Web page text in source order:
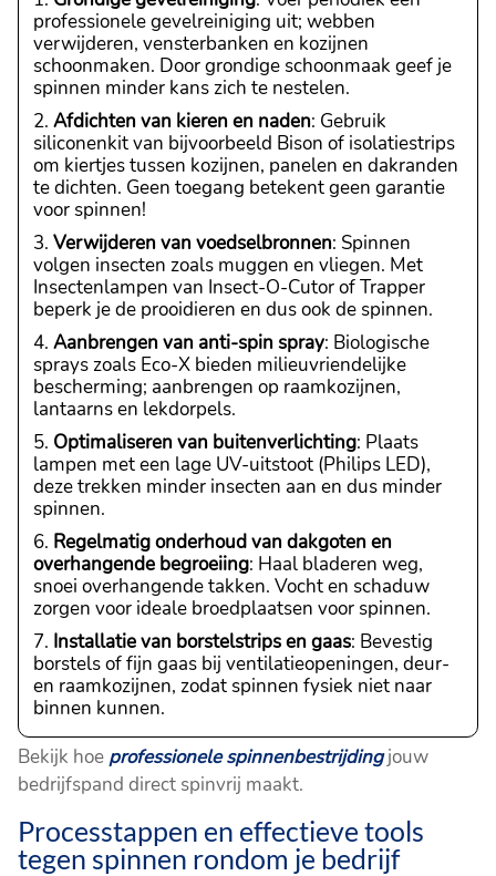
professionele gevelreiniging uit; webben
verwijderen, vensterbanken en kozijnen
schoonmaken. Door grondige schoonmaak geef je
spinnen minder kans zich te nestelen.
Afdichten van kieren en naden: Gebruik
siliconenkit van bijvoorbeeld Bison of isolatiestrips
om kiertjes tussen kozijnen, panelen en dakranden
te dichten. Geen toegang betekent geen garantie
voor spinnen!
Verwijderen van voedselbronnen: Spinnen
volgen insecten zoals muggen en vliegen. Met
Insectenlampen van Insect-O-Cutor of Trapper
beperk je de prooidieren en dus ook de spinnen.
Aanbrengen van anti-spin spray: Biologische
sprays zoals Eco-X bieden milieuvriendelijke
bescherming; aanbrengen op raamkozijnen,
lantaarns en lekdorpels.
Optimaliseren van buitenverlichting: Plaats
lampen met een lage UV-uitstoot (Philips LED),
deze trekken minder insecten aan en dus minder
spinnen.
Regelmatig onderhoud van dakgoten en
overhangende begroeiing: Haal bladeren weg,
snoei overhangende takken. Vocht en schaduw
zorgen voor ideale broedplaatsen voor spinnen.
Installatie van borstelstrips en gaas: Bevestig
borstels of fijn gaas bij ventilatieopeningen, deur-
en raamkozijnen, zodat spinnen fysiek niet naar
binnen kunnen.
Bekijk hoe professionele spinnenbestrijdingjouw
bedrijfspand direct spinvrij maakt.
Processtappen en effectieve tools
tegen spinnen rondom je bedrijf